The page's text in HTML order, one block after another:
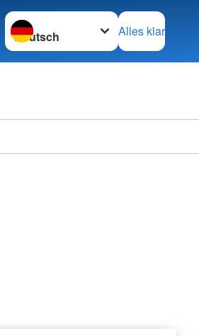
Sprache wechseln zu
Alles klar